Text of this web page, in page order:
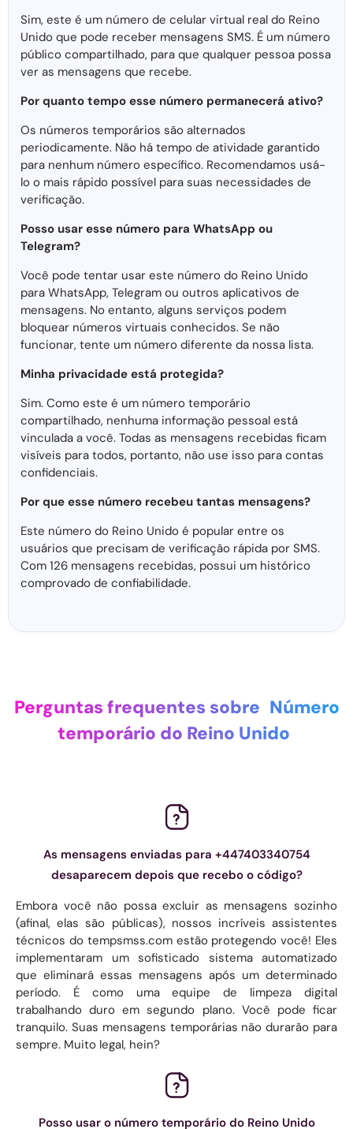
Sim, este é um número de celular virtual real do Reino
Unido que pode receber mensagens SMS. É um número
público compartilhado, para que qualquer pessoa possa
ver as mensagens que recebe.
Por quanto tempo esse número permanecerá ativo?
Os números temporários são alternados
periodicamente. Não há tempo de atividade garantido
para nenhum número específico. Recomendamos usá-
lo o mais rápido possível para suas necessidades de
verificação.
Posso usar esse número para WhatsApp ou
Telegram?
Você pode tentar usar este número do Reino Unido
para WhatsApp, Telegram ou outros aplicativos de
mensagens. No entanto, alguns serviços podem
bloquear números virtuais conhecidos. Se não
funcionar, tente um número diferente da nossa lista.
Minha privacidade está protegida?
Sim. Como este é um número temporário
compartilhado, nenhuma informação pessoal está
vinculada a você. Todas as mensagens recebidas ficam
visíveis para todos, portanto, não use isso para contas
confidenciais.
Por que esse número recebeu tantas mensagens?
Este número do Reino Unido é popular entre os
usuários que precisam de verificação rápida por SMS.
Com 126 mensagens recebidas, possui um histórico
comprovado de confiabilidade.
Perguntas frequentes sobre Número
temporário do Reino Unido
As mensagens enviadas para +447403340754
desaparecem depois que recebo o código?
Embora você não possa excluir as mensagens sozinho
(afinal, elas são públicas), nossos incríveis assistentes
técnicos do tempsmss.com estão protegendo você! Eles
implementaram um sofisticado sistema automatizado
que eliminará essas mensagens após um determinado
período. É como uma equipe de limpeza digital
trabalhando duro em segundo plano. Você pode ficar
tranquilo. Suas mensagens temporárias não durarão para
sempre. Muito legal, hein?
Posso usar o número temporário do Reino Unido